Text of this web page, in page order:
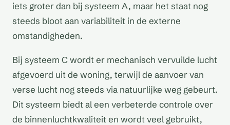
iets groter dan bij systeem A, maar het staat nog
steeds bloot aan variabiliteit in de externe
omstandigheden.
Bij systeem C wordt er mechanisch vervuilde lucht
afgevoerd uit de woning, terwijl de aanvoer van
verse lucht nog steeds via natuurlijke weg gebeurt.
Dit systeem biedt al een verbeterde controle over
de binnenluchtkwaliteit en wordt veel gebruikt,